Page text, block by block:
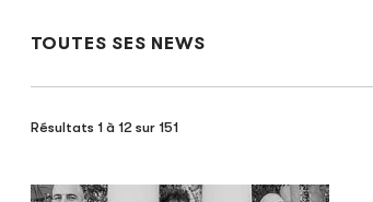
TOUTES SES NEWS
Résultats 1 à 12 sur 151